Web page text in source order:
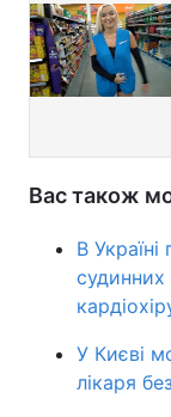
Вас також
В
судинних
У Києві
лікаря